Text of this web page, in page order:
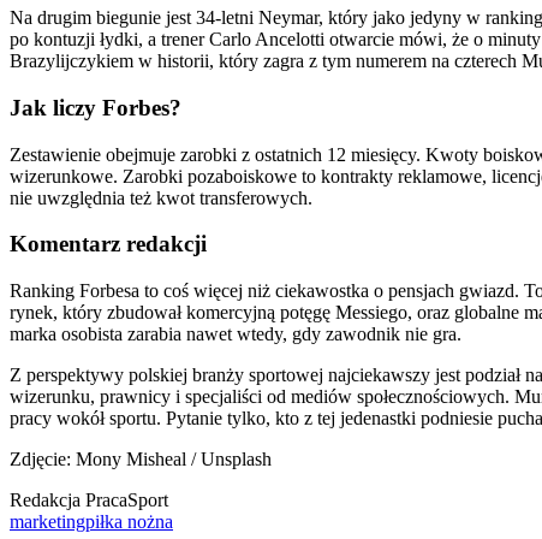
Na drugim biegunie jest 34-letni Neymar, który jako jedyny w
po kontuzji łydki, a trener Carlo Ancelotti otwarcie mówi, że o
Brazylijczykiem w historii, który zagra z tym numerem na czterech
Jak liczy Forbes?
Zestawienie obejmuje zarobki z ostatnich 12 miesięcy. Kwoty
wizerunkowe. Zarobki pozaboiskowe to kontrakty reklamowe,
nie uwzględnia też kwot transferowych.
Komentarz redakcji
Ranking Forbesa to coś więcej niż ciekawostka o pensjach gwiazd.
rynek, który zbudował komercyjną potęgę Messiego, oraz globalne
marka osobista zarabia nawet wtedy, gdy zawodnik nie gra.
Z perspektywy polskiej branży sportowej najciekawszy jest podział
wizerunku, prawnicy i specjaliści od mediów społecznościowych.
pracy wokół sportu. Pytanie tylko, kto z tej jedenastki podniesie
Zdjęcie: Mony Misheal / Unsplash
Redakcja PracaSport
marketingpiłka nożna